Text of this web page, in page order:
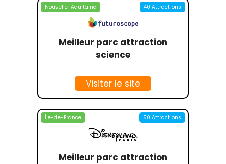
Nouvelle-Aquitaine 40 Attractions
Meilleur parc attraction
science
Visiter le site
Île-de-France 50 Attractions
Meilleur parc attraction